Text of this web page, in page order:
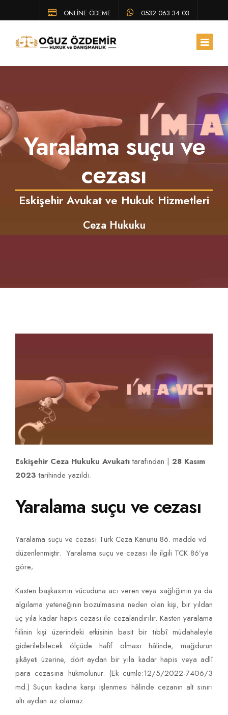
ONLİNE ÖDEME 0532 063 34 03
HAKKIMIZDA
EKIBIMIZ
ÇALIŞMA ALANLARIMIZ
Yaralama suçu ve
cezası
Eskişehir Avukat ve Hukuk Hizmetleri
Ceza Hukuku
Eskişehir Ceza Hukuku Avukatıtarafından | 28 Kasım
2023 tarihinde yazıldı.
Yaralama suçu ve cezası
Yaralama suçu ve cezası Türk Ceza Kanunu 86. madde vd
düzenlenmiştir. Yaralama suçu ve cezası ile ilgili TCK 86’ya
göre;
Kasten başkasının vücuduna acı veren veya sağlığının ya da
algılama yeteneğinin bozulmasına neden olan kişi, bir yıldan
üç yıla kadar hapis cezası ile cezalandırılır. Kasten yaralama
fiilinin kişi üzerindeki etkisinin basit bir tıbbî müdahaleyle
giderilebilecek ölçüde hafif olması hâlinde, mağdurun
şikâyeti üzerine, dört aydan bir yıla kadar hapis veya adlî
para cezasına hükmolunur. (Ek cümle:12/5/2022-7406/3
md.) Suçun kadına karşı işlenmesi hâlinde cezanın alt sınırı
altı aydan az olamaz.